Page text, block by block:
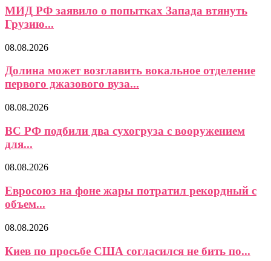
МИД РФ заявило о попытках Запада втянуть
Грузию...
08.08.2026
Долина может возглавить вокальное отделение
первого джазового вуза...
08.08.2026
ВС РФ подбили два сухогруза с вооружением
для...
08.08.2026
Евросоюз на фоне жары потратил рекордный с
объем...
08.08.2026
Киев по просьбе США согласился не бить по...